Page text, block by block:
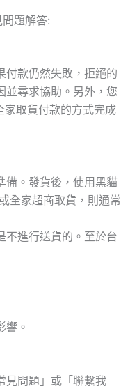
題解答:
付款仍然失敗，拒絕的
並尋求協助。另外，您
家取貨付款的方式完成
備。發貨後，使用黑貓
全家超商取貨，則通常
不進行送貨的。至於台
響。
見問題」或「聯繫我